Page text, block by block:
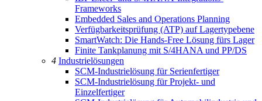
Frameworks
Embedded Sales and Operations Planning
Verfügbarkeitsprüfung (ATP) auf Lagertypebene
SmartWatch: Die Hands-Free Lösung fürs Lager
Finite Tankplanung mit S/4HANA und PP/DS
4 Industrielösungen
SCM-Industrielösung für Serienfertiger
SCM-Industrielösung für Projekt- und
Einzelfertiger